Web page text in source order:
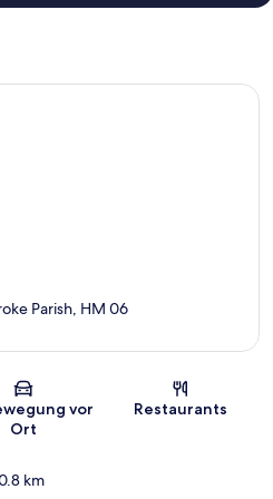
Karte
Parish, HM 06
vor
Ort
Restaurants
km